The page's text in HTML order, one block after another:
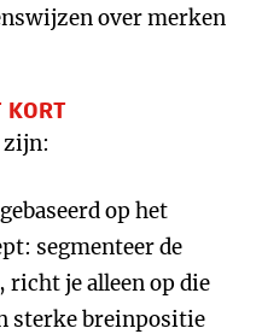
over merken
KORT
op het
segmenteer de
richt je alleen op die
sterke breinpositie